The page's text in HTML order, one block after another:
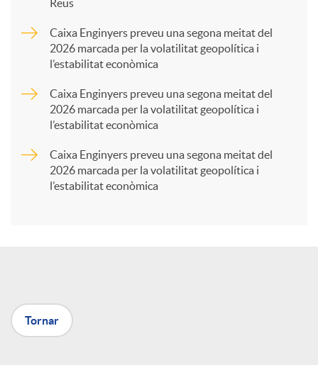
a
X
Reus
Caixa Enginyers preveu una segona meitat del
2026 marcada per la volatilitat geopolítica i
l’estabilitat econòmica
Caixa Enginyers preveu una segona meitat del
2026 marcada per la volatilitat geopolítica i
l’estabilitat econòmica
Caixa Enginyers preveu una segona meitat del
2026 marcada per la volatilitat geopolítica i
l’estabilitat econòmica
Tornar